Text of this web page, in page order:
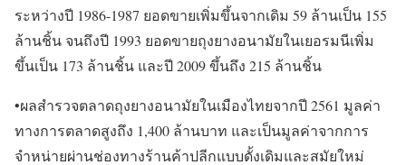
ระหว่างปี 1986-1987 ยอดขายเพิ่มขึ้นจากเดิม 59 ล้านเป็น 155
ล้านชิ้น จนถึงปี 1993 ยอดขายถุงยางอนามัยในเยอรมนีเพิ่ม
ขึ้นเป็น 173 ล้านชิ้น และปี 2009 ขึ้นถึง 215 ล้านชิ้น
•ผลสำรวจตลาดถุงยางอนามัยในเมืองไทยจากปี 2561 มูลค่า
ทางการตลาดสูงถึง 1,400 ล้านบาท และเป็นมูลค่าจากการ
จำหน่ายผ่านช่องทางร้านค้าปลีกแบบดั้งเดิมและสมัยใหม่